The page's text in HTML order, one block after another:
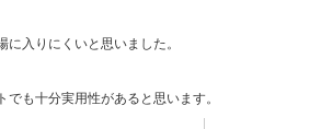
入りにくいと思いました。
も十分実用性があると思います。